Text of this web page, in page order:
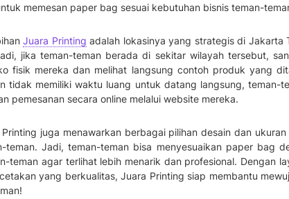
memesan paper bag sesuai kebutuhan bisnis teman-
Juara Printing adalah lokasinya yang strategis di Jakarta
jika teman-teman berada di sekitar wilayah tersebut,
fisik mereka dan melihat langsung contoh produk yang
tidak memiliki waktu luang untuk datang langsung, teman-
pemesanan secara online melalui website mereka.
Printing juga menawarkan berbagai pilihan desain dan
teman. Jadi, teman-teman bisa menyesuaikan paper bag
teman agar terlihat lebih menarik dan profesional. Dengan
yang berkualitas, Juara Printing siap membantu